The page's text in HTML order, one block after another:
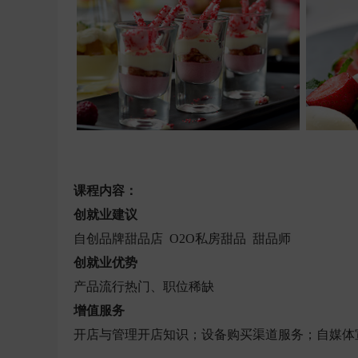
课程内容：
创就业建议
自创品牌甜品店 O2O私房甜品 甜品师
创就业优势
产品流行热门、职位稀缺
增值服务
开店与管理开店知识；设备购买渠道服务；自媒体